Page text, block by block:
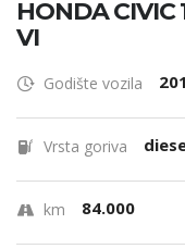
HONDA CIVIC
VI
Godište vozila
Vrsta goriva
km 84.000